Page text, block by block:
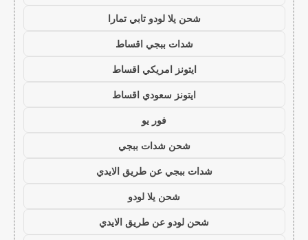
شحن يلا لودو تابي تمارا
شدات ببجي اقساط
ايتونز امريكي اقساط
ايتونز سعودي اقساط
فور يو
شحن شدات ببجي
شدات ببجي عن طريق الايدي
شحن يلا لودو
شحن لودو عن طريق الايدي